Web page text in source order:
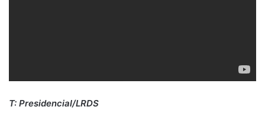
T: Presidencial/LRDS